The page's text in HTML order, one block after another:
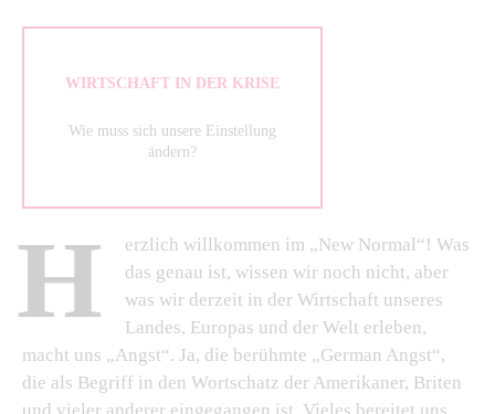
WIRTSCHAFT IN DER KRISE
Wie muss sich unsere Einstellung
ändern?
H
erzlich willkommen im „New Normal“! Was
das genau ist, wissen wir noch nicht, aber
was wir derzeit in der Wirtschaft unseres
Landes, Europas und der Welt erleben,
macht uns „Angst“. Ja, die berühmte „German Angst“,
die als Begriff in den Wortschatz der Amerikaner, Briten